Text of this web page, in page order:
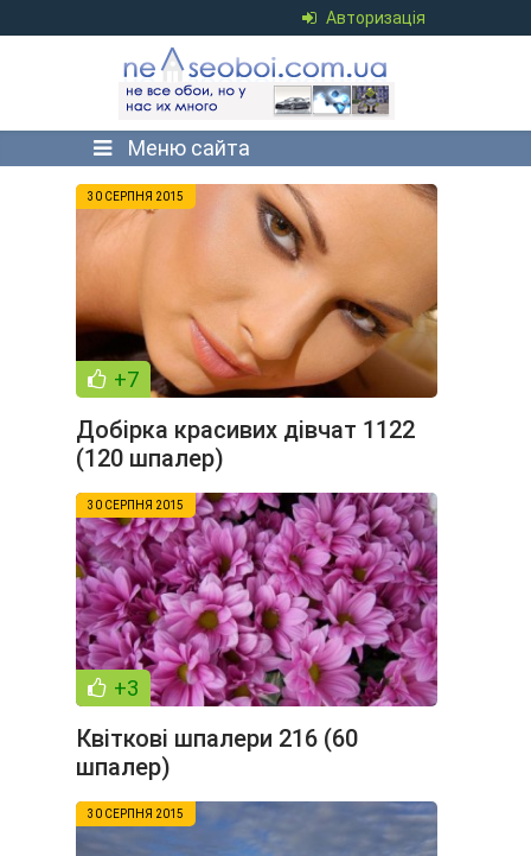
Авторизація
Меню сайта
30 СЕРПНЯ 2015
+7
Добірка красивих дівчат 1122
(120 шпалер)
30 СЕРПНЯ 2015
+3
Квіткові шпалери 216 (60
шпалер)
30 СЕРПНЯ 2015